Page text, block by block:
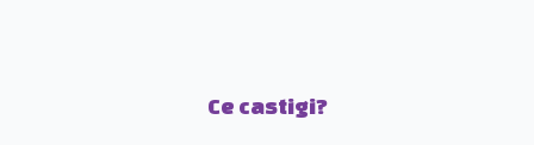
Ce castigi?